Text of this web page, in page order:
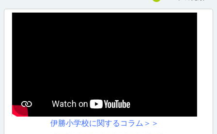
川原小学校に関するコラム＞＞